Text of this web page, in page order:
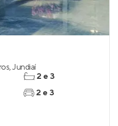
,Jundiaí
2 e 3
2 e 3